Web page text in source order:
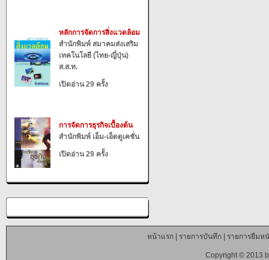
หลักการจัดการสิ่งแวดล้อม
สำนักพิมพ์ สมาคมส่งเสริม
เทคโนโลยี (ไทย-ญี่ปุ่น)
ส.ส.ท.
เปิดอ่าน 29 ครั้ง
การจัดการธุรกิจเบื้องต้น
สำนักพิมพ์ เอ็ม-เอ็ดดูเคชั่น
เปิดอ่าน 29 ครั้ง
หน้าแรก| รายการบันทึก| รายการยืมห
Copyright © 2013